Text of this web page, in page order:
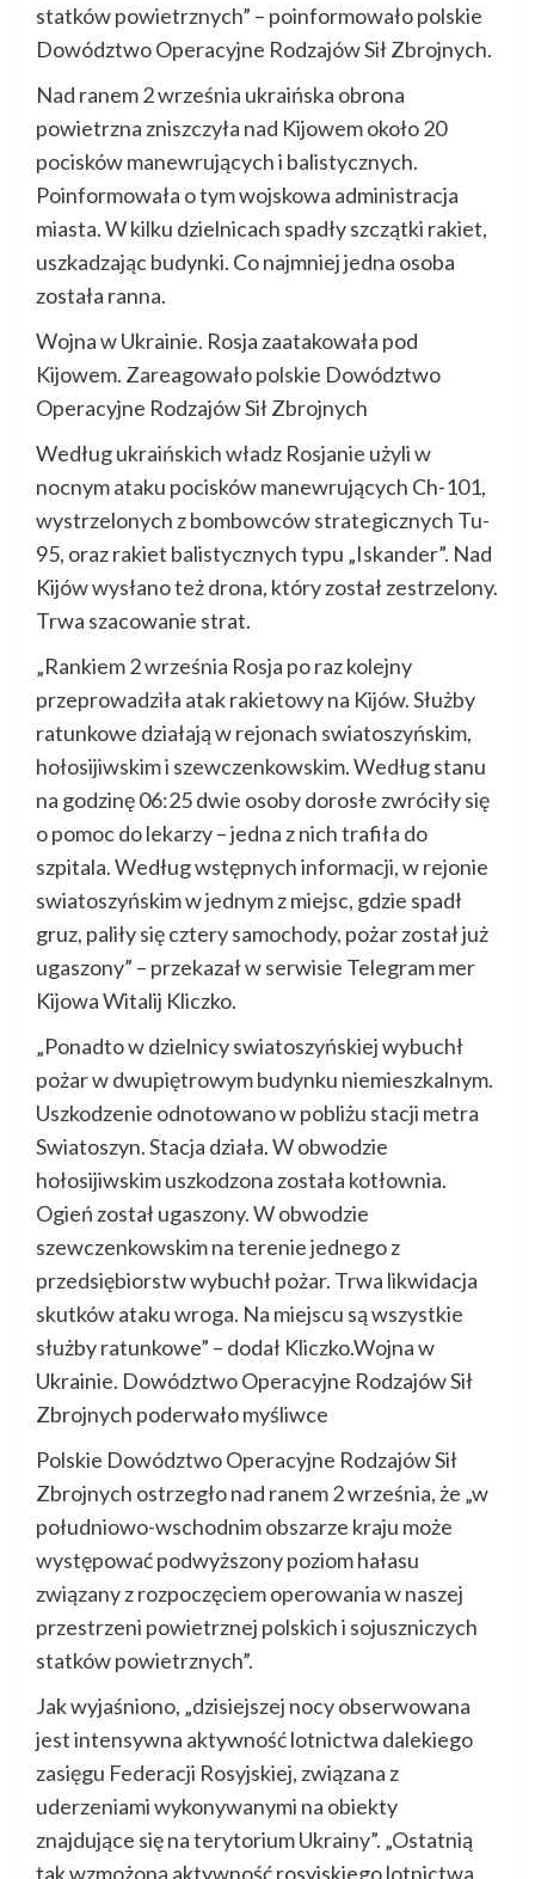
statków powietrznych” – poinformowało polskie
Dowództwo Operacyjne Rodzajów Sił Zbrojnych.
Nad ranem 2 września ukraińska obrona
powietrzna zniszczyła nad Kijowem około 20
pocisków manewrujących i balistycznych.
Poinformowała o tym wojskowa administracja
miasta. W kilku dzielnicach spadły szczątki rakiet,
uszkadzając budynki. Co najmniej jedna osoba
została ranna.
Wojna w Ukrainie. Rosja zaatakowała pod
Kijowem. Zareagowało polskie Dowództwo
Operacyjne Rodzajów Sił Zbrojnych
Według ukraińskich władz Rosjanie użyli w
nocnym ataku pocisków manewrujących Ch-101,
wystrzelonych z bombowców strategicznych Tu-
95, oraz rakiet balistycznych typu „Iskander”. Nad
Kijów wysłano też drona, który został zestrzelony.
Trwa szacowanie strat.
„Rankiem 2 września Rosja po raz kolejny
przeprowadziła atak rakietowy na Kijów. Służby
ratunkowe działają w rejonach swiatoszyńskim,
hołosijiwskim i szewczenkowskim. Według stanu
na godzinę 06:25 dwie osoby dorosłe zwróciły się
o pomoc do lekarzy – jedna z nich trafiła do
szpitala. Według wstępnych informacji, w rejonie
swiatoszyńskim w jednym z miejsc, gdzie spadł
gruz, paliły się cztery samochody, pożar został już
ugaszony” – przekazał w serwisie Telegram mer
Kijowa Witalij Kliczko.
„Ponadto w dzielnicy swiatoszyńskiej wybuchł
pożar w dwupiętrowym budynku niemieszkalnym.
Uszkodzenie odnotowano w pobliżu stacji metra
Swiatoszyn. Stacja działa. W obwodzie
hołosijiwskim uszkodzona została kotłownia.
Ogień został ugaszony. W obwodzie
szewczenkowskim na terenie jednego z
przedsiębiorstw wybuchł pożar. Trwa likwidacja
skutków ataku wroga. Na miejscu są wszystkie
służby ratunkowe” – dodał Kliczko.Wojna w
Ukrainie. Dowództwo Operacyjne Rodzajów Sił
Zbrojnych poderwało myśliwce
Polskie Dowództwo Operacyjne Rodzajów Sił
Zbrojnych ostrzegło nad ranem 2 września, że „w
południowo-wschodnim obszarze kraju może
występować podwyższony poziom hałasu
związany z rozpoczęciem operowania w naszej
przestrzeni powietrznej polskich i sojuszniczych
statków powietrznych”.
Jak wyjaśniono, „dzisiejszej nocy obserwowana
jest intensywna aktywność lotnictwa dalekiego
zasięgu Federacji Rosyjskiej, związana z
uderzeniami wykonywanymi na obiekty
znajdujące się na terytorium Ukrainy”. „Ostatnią
tak wzmożoną aktywność rosyjskiego lotnictwa